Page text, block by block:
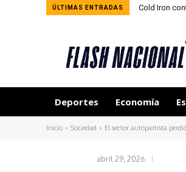
ÚLTIMAS ENTRADAS Cold Iron
Deportes Economía
Inicio Sociedad El sector autopartista
abril 29, 2026